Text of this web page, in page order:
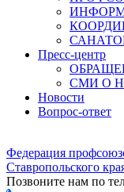
Пресс-центр
СМИ О
Новости
Вопрос-ответ
Федерация
Ставропольского
Позвоните нам по